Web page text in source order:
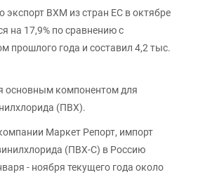
экспорт ВХМ из стран ЕС в октябре
на 17,9% по сравнению с
прошлого года и составил 4,2 тыс.
основным компонентом для
(ПВХ).
Маркет Репорт, импорт
(ПВХ-С) в Россию
- ноября текущего года около